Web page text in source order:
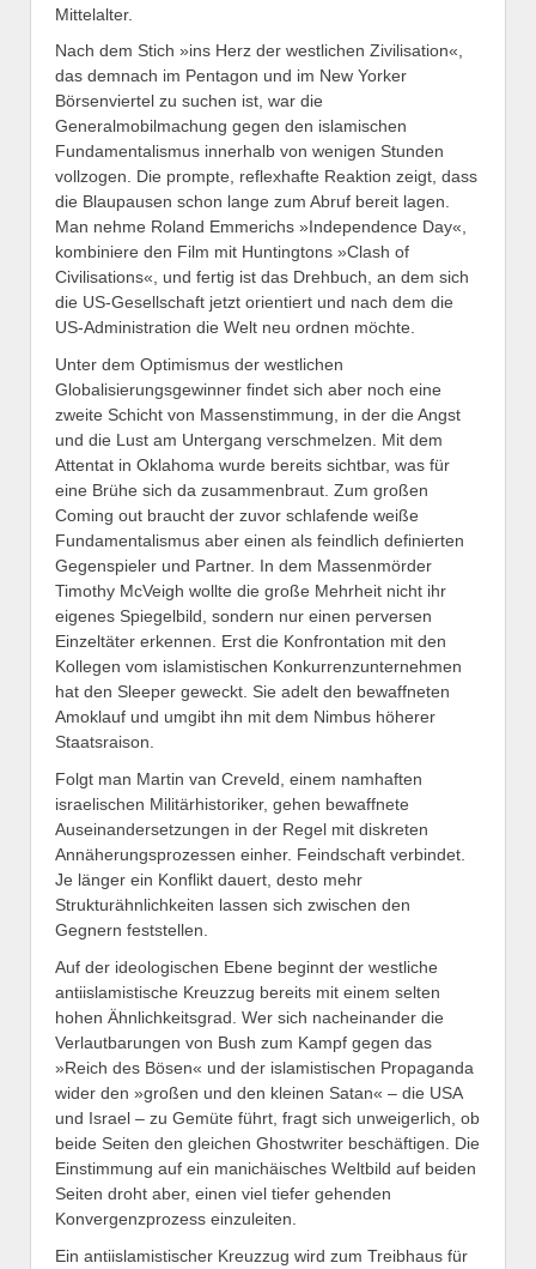
Mittelalter.
Nach dem Stich »ins Herz der westlichen Zivilisation«,
das demnach im Pentagon und im New Yorker
Börsenviertel zu suchen ist, war die
Generalmobilmachung gegen den islamischen
Fundamentalismus innerhalb von wenigen Stunden
vollzogen. Die prompte, reflexhafte Reaktion zeigt, dass
die Blaupausen schon lange zum Abruf bereit lagen.
Man nehme Roland Emmerichs »Independence Day«,
kombiniere den Film mit Huntingtons »Clash of
Civilisations«, und fertig ist das Drehbuch, an dem sich
die US-Gesellschaft jetzt orientiert und nach dem die
US-Administration die Welt neu ordnen möchte.
Unter dem Optimismus der westlichen
Globalisierungsgewinner findet sich aber noch eine
zweite Schicht von Massenstimmung, in der die Angst
und die Lust am Untergang verschmelzen. Mit dem
Attentat in Oklahoma wurde bereits sichtbar, was für
eine Brühe sich da zusammenbraut. Zum großen
Coming out braucht der zuvor schlafende weiße
Fundamentalismus aber einen als feindlich definierten
Gegenspieler und Partner. In dem Massenmörder
Timothy McVeigh wollte die große Mehrheit nicht ihr
eigenes Spiegelbild, sondern nur einen perversen
Einzeltäter erkennen. Erst die Konfrontation mit den
Kollegen vom islamistischen Konkurrenzunternehmen
hat den Sleeper geweckt. Sie adelt den bewaffneten
Amoklauf und umgibt ihn mit dem Nimbus höherer
Staatsraison.
Folgt man Martin van Creveld, einem namhaften
israelischen Militärhistoriker, gehen bewaffnete
Auseinandersetzungen in der Regel mit diskreten
Annäherungsprozessen einher. Feindschaft verbindet.
Je länger ein Konflikt dauert, desto mehr
Strukturähnlichkeiten lassen sich zwischen den
Gegnern feststellen.
Auf der ideologischen Ebene beginnt der westliche
antiislamistische Kreuzzug bereits mit einem selten
hohen Ähnlichkeitsgrad. Wer sich nacheinander die
Verlautbarungen von Bush zum Kampf gegen das
»Reich des Bösen« und der islamistischen Propaganda
wider den »großen und den kleinen Satan« – die USA
und Israel – zu Gemüte führt, fragt sich unweigerlich, ob
beide Seiten den gleichen Ghostwriter beschäftigen. Die
Einstimmung auf ein manichäisches Weltbild auf beiden
Seiten droht aber, einen viel tiefer gehenden
Konvergenzprozess einzuleiten.
Ein antiislamistischer Kreuzzug wird zum Treibhaus für